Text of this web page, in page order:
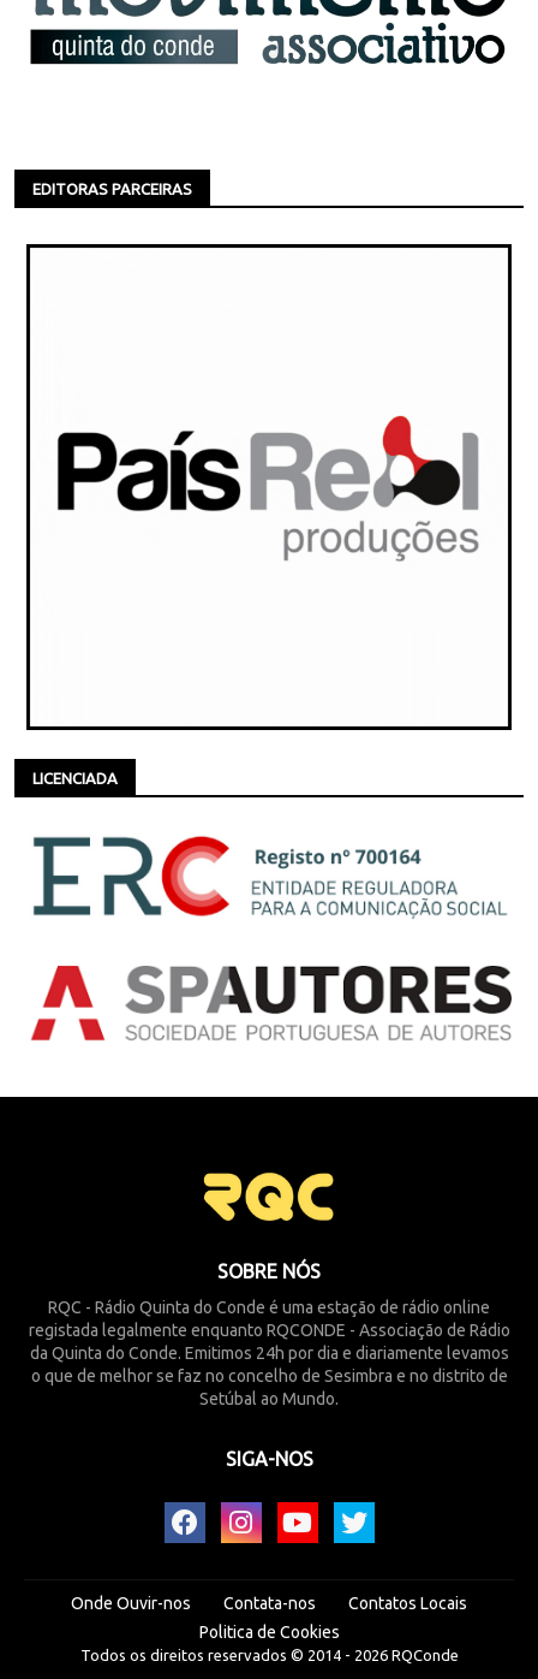
EDITORAS PARCEIRAS
LICENCIADA
SOBRE NÓS
RQC - Rádio Quinta do Conde é uma estação de rádio online
registada legalmente enquanto RQCONDE - Associação de Rádio
da Quinta do Conde. Emitimos 24h por dia e diariamente levamos
o que de melhor se faz no concelho de Sesimbra e no distrito de
Setúbal ao Mundo.
SIGA-NOS
Onde Ouvir-nos Contata-nos
Contatos Locais
Politica de Cookies
Todos os direitos reservados © 2014 - 2026RQConde